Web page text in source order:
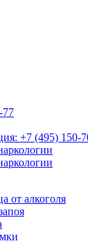
77
+7 (495) 150-
от алкоголя